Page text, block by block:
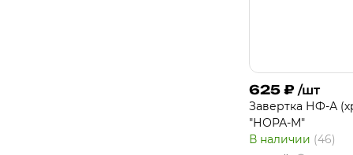
625 ₽ /шт
Завертка НФ-А
"НОРА-М"
В наличии (46)